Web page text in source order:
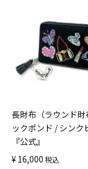
長財布（ラウンド財
ックポンド / シンク
『公式』
¥ 16,000 税込